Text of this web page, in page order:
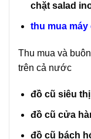
chặt salad
thu mua máy
Thu mua và
trên cả nước
đồ cũ siêu thị
đồ cũ cửa
đồ cũ bách